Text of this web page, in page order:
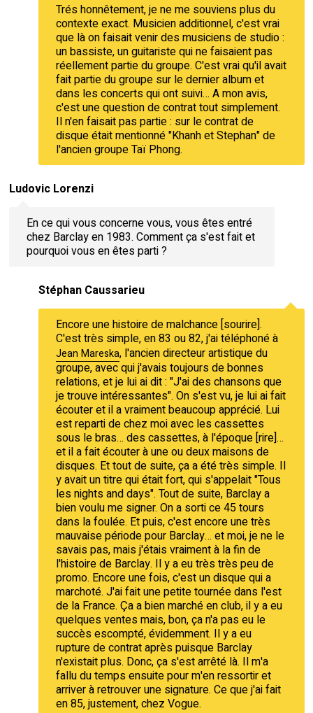
Trés honnêtement, je ne me souviens plus du
contexte exact. Musicien additionnel, c'est vrai
que là on faisait venir des musiciens de studio :
un bassiste, un guitariste qui ne faisaient pas
réellement partie du groupe. C'est vrai qu'il avait
fait partie du groupe sur le dernier album et
dans les concerts qui ont suivi… A mon avis,
c'est une question de contrat tout simplement.
Il n'en faisait pas partie : sur le contrat de
disque était mentionné "Khanh et Stephan" de
l'ancien groupe Taï Phong.
Ludovic Lorenzi
En ce qui vous concerne vous, vous êtes entré
chez Barclay en 1983. Comment ça s'est fait et
pourquoi vous en êtes parti ?
Stéphan Caussarieu
Encore une histoire de malchance [sourire].
C'est très simple, en 83 ou 82, j'ai téléphoné à
Jean Mareska, l'ancien directeur artistique du
groupe, avec qui j'avais toujours de bonnes
relations, et je lui ai dit : "J'ai des chansons que
je trouve intéressantes". On s'est vu, je lui ai fait
écouter et il a vraiment beaucoup apprécié. Lui
est reparti de chez moi avec les cassettes
sous le bras… des cassettes, à l'époque [rire]…
et il a fait écouter à une ou deux maisons de
disques. Et tout de suite, ça a été très simple. Il
y avait un titre qui était fort, qui s'appelait "Tous
les nights and days". Tout de suite, Barclay a
bien voulu me signer. On a sorti ce 45 tours
dans la foulée. Et puis, c'est encore une très
mauvaise période pour Barclay… et moi, je ne le
savais pas, mais j'étais vraiment à la fin de
l'histoire de Barclay. Il y a eu très très peu de
promo. Encore une fois, c'est un disque qui a
marchoté. J'ai fait une petite tournée dans l'est
de la France. Ça a bien marché en club, il y a eu
quelques ventes mais, bon, ça n'a pas eu le
succès escompté, évidemment. Il y a eu
rupture de contrat après puisque Barclay
n'existait plus. Donc, ça s'est arrêté là. Il m'a
fallu du temps ensuite pour m'en ressortir et
arriver à retrouver une signature. Ce que j'ai fait
en 85, justement, chez Vogue.